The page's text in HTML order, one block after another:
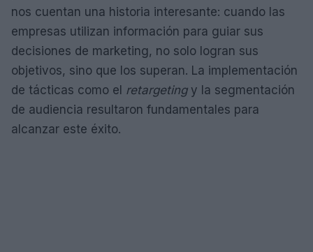
nos cuentan una historia interesante: cuando las
empresas utilizan información para guiar sus
decisiones de marketing, no solo logran sus
objetivos, sino que los superan. La implementación
de tácticas como el retargetingy la segmentación
de audiencia resultaron fundamentales para
alcanzar este éxito.